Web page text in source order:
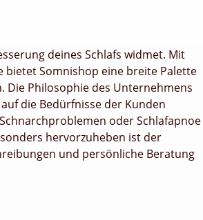
deines Schlafs widmet. Mit
bietet Somnishop eine breite Palette
Die Philosophie des Unternehmens
die Bedürfnisse der Kunden
oder Schlafapnoe
hervorzuheben ist der
und persönliche Beratung